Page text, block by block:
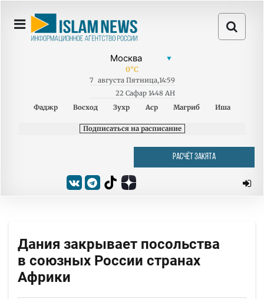
0°C
7 августа Пятница,14:59
22 Сафар 1448 AH
Фаджр
Восход Зухр Аср Магриб Иша
Подписаться на расписание
РАСЧЁТ ЗАКЯТА
Дания закрывает посольства
в союзных России странах
Африки